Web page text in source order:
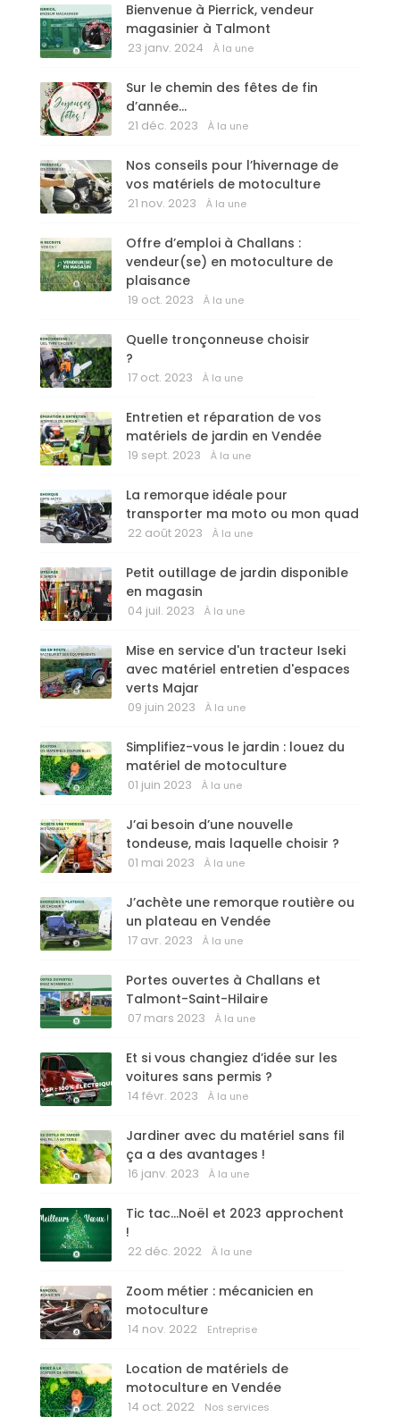
Bienvenue à Pierrick, vendeur
magasinier à Talmont
23 janv. 2024 À la une
Sur le chemin des fêtes de fin
d’année…
21 déc. 2023 À la une
Nos conseils pour l’hivernage de
vos matériels de motoculture
21 nov. 2023 À la une
Offre d’emploi à Challans :
vendeur(se) en motoculture de
plaisance
19 oct. 2023 À la une
Quelle tronçonneuse choisir
?
17 oct. 2023 À la une
Entretien et réparation de vos
matériels de jardin en Vendée
19 sept. 2023 À la une
La remorque idéale pour
transporter ma moto ou mon quad
22 août 2023 À la une
Petit outillage de jardin disponible
en magasin
04 juil. 2023 À la une
Mise en service d'un tracteur Iseki
avec matériel entretien d'espaces
verts Majar
09 juin 2023 À la une
Simplifiez-vous le jardin : louez du
matériel de motoculture
01 juin 2023 À la une
J’ai besoin d’une nouvelle
tondeuse, mais laquelle choisir ?
01 mai 2023 À la une
J’achète une remorque routière ou
un plateau en Vendée
17 avr. 2023 À la une
Portes ouvertes à Challans et
Talmont-Saint-Hilaire
07 mars 2023 À la une
Et si vous changiez d’idée sur les
voitures sans permis ?
14 févr. 2023 À la une
Jardiner avec du matériel sans fil
ça a des avantages !
16 janv. 2023 À la une
Tic tac…Noël et 2023 approchent
!
22 déc. 2022 À la une
Zoom métier : mécanicien en
motoculture
14 nov. 2022 Entreprise
Location de matériels de
motoculture en Vendée
14 oct. 2022 Nos services